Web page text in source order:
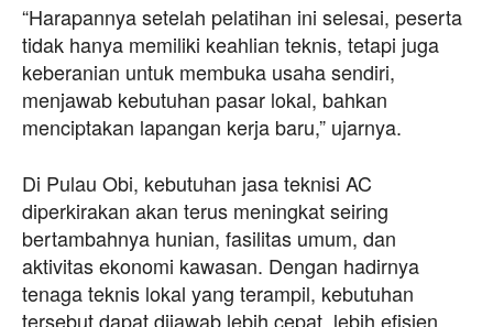
“Harapannya setelah pelatihan ini selesai, peserta
tidak hanya memiliki keahlian teknis, tetapi juga
keberanian untuk membuka usaha sendiri,
menjawab kebutuhan pasar lokal, bahkan
menciptakan lapangan kerja baru,” ujarnya.
Di Pulau Obi, kebutuhan jasa teknisi AC
diperkirakan akan terus meningkat seiring
bertambahnya hunian, fasilitas umum, dan
aktivitas ekonomi kawasan. Dengan hadirnya
tenaga teknis lokal yang terampil, kebutuhan
tersebut dapat dijawab lebih cepat, lebih efisien,